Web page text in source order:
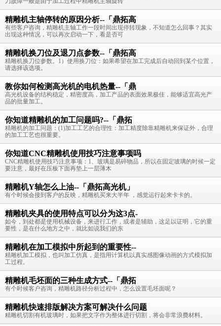
精雕机主轴停转的原因分析--「鼎拓高
有些客户咨询，精雕机主轴工作一段时间出现停转现象，不知道怎么回事？其实
出现这种情况，可以再次启动一下，看是否可
精雕机换刀位及退刀点参数--「鼎拓高
精雕机换刀位参数。1）使用换刀位：如果希望在加工完成后自动回到某个位置，
请选择该选项。
教你如何检测高光机的电机热量--「鼎
高光机设备的结构稳定，精密度高，加工产品的表面效果极佳，能够适宜高光产
品的批量加工。
你知道精雕机的加工问题吗?--「鼎拓
精雕机的加工问题：(1)加工工艺的合理性：加工精度除靠精雕机来保证外，合理
的加工工艺也很重要。
你知道CNC精雕机使用技巧注意事项吗
CNC精雕机使用技巧注意事项：1、玻璃是易碎物品，所以在固定玻璃的时候一定
要注意，最好在压板下面再垫上一层薄木
精雕机Y轴怎么上油--「鼎拓高光机」
有个时候会接到客户的反映，精雕机买来大半年 ，感觉运行起来卡卡的。
精雕机夹具的使用特点可以分为这3点-
如今，到处都是使用机械设备，来进行工作，或者是辅助，这足以证明，它的重
要性，是在什么地方之中，就比如说我们的东
精雕机在加工模拟中所起到的重要性--
精雕机加工模拟，也叫加工仿真，是指用计算机以真实感图像动画的方式模拟加
工过程。
精雕机毛坯面的三种生成方式--「鼎拓
有个时候客户咨询，精雕机路径分析过程中，怎么设置毛坯面呢？
精雕机快速排版解决方案可解决什么问题
精雕机切割有机玻璃时，如果把文字作为整体进行切割，将会非常浪费材料。